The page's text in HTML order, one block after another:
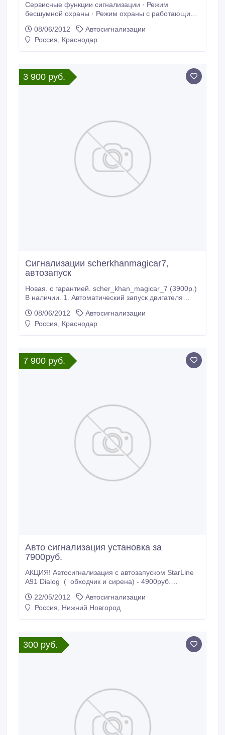
Сервисные функции сигнализации · Режим
бесшумной охраны · Режим охраны с работающим
режима охраны · Включение / выключение режима
охраны без брелка · Обход зоны дверей на время
08/06/2012
Автосигнализации
Россия, Краснодар
3 900 руб.
Сигнализации scherkhanmagicar7,
автозапуск
Новая. с гарантией. scher_khan_magicar_7 (3900р.)
В наличии. 1. Автоматический запуск двигателя
коробкой передач 2. Работа системы запуска, как с
бензиновыми, так и с дизельными двигателями 3.
часов 5.
08/06/2012
Автосигнализации
Россия, Краснодар
7 900 руб.
Авто сигнализация установка за
7900руб.
АКЦИЯ! Автосигнализация с автозапуском StarLine
A91 Dialog ( обходчик и сирена) - 4900руб.
и запишись к нам. Запись по тел. 8-920-031-11-35..
22/05/2012
Автосигнализации
Россия, Нижний Новгород
300 руб.